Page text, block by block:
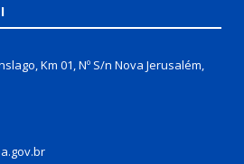
Km 01, Nº S/n Nova Jerusalém,